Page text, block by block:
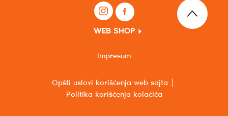
WEB SHOP
Opšti uslovi korišćenja web sajta
Politika korišćenja kolačića
Impresum